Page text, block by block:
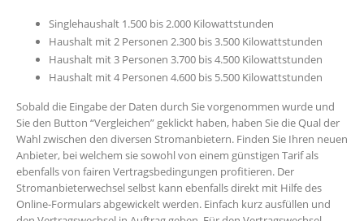
Singlehaushalt 1.500 bis 2.000 Kilowattstunden
Haushalt mit 2 Personen 2.300 bis 3.500 Kilowattstunden
Haushalt mit 3 Personen 3.700 bis 4.500 Kilowattstunden
Haushalt mit 4 Personen 4.600 bis 5.500 Kilowattstunden
Sobald die Eingabe der Daten durch Sie vorgenommen wurde und
Sie den Button “Vergleichen” geklickt haben, haben Sie die Qual der
Wahl zwischen den diversen Stromanbietern. Finden Sie Ihren neuen
Anbieter, bei welchem sie sowohl von einem günstigen Tarif als
ebenfalls von fairen Vertragsbedingungen profitieren. Der
Stromanbieterwechsel selbst kann ebenfalls direkt mit Hilfe des
Online-Formulars abgewickelt werden. Einfach kurz ausfüllen und